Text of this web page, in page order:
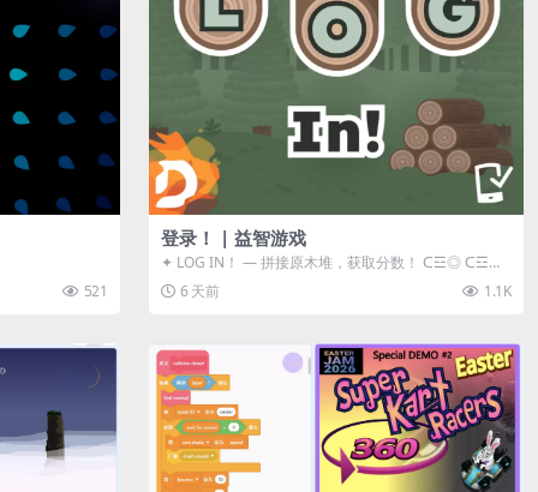
521
登录！ | 益智游戏
✦ LOG IN！ — 拼接原木堆，获取分数！ ᑕ☲◎ ᑕ☲◎
ᑕ☲◎ ᑕ☲◎ ...
6 天前 1.1K